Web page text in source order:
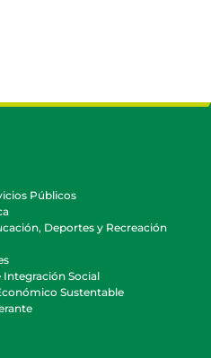
Públicos
Deportes y Recreación
Integración Social
Sustentable